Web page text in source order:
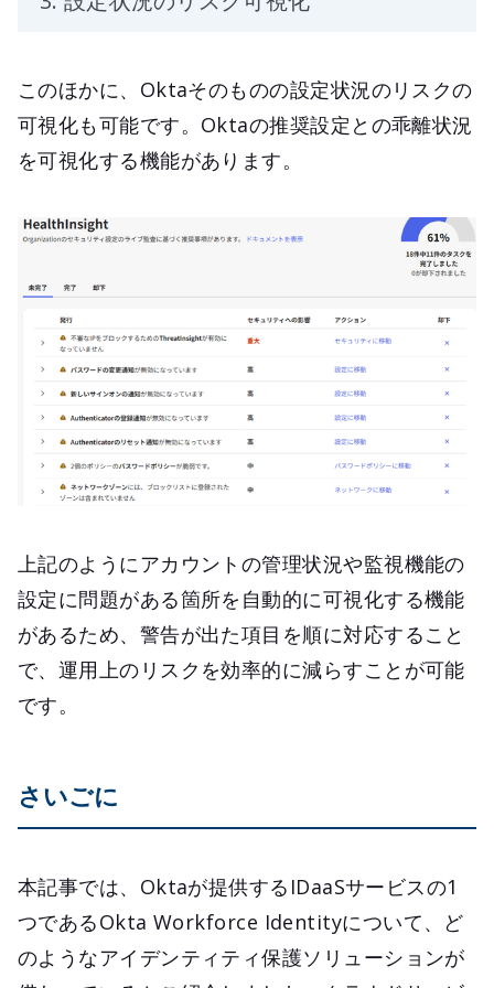
このほかに、Oktaそのものの設定状況のリスクの
可視化も可能です。Oktaの推奨設定との乖離状況
を可視化する機能があります。
上記のようにアカウントの管理状況や監視機能の
設定に問題がある箇所を自動的に可視化する機能
があるため、警告が出た項目を順に対応すること
で、運用上のリスクを効率的に減らすことが可能
です。
さいごに
本記事では、Oktaが提供するIDaaSサービスの1
つであるOkta Workforce Identityについて、ど
のようなアイデンティティ保護ソリューションが